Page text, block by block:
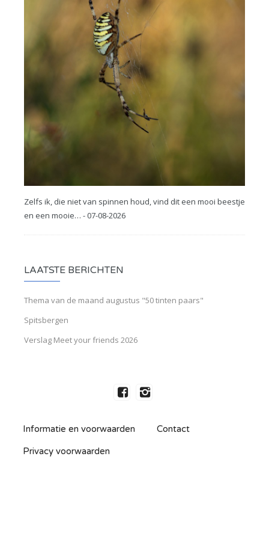
Zelfs ik, die niet van spinnen houd, vind dit een mooi beestje
en een mooie… - 07-08-2026
LAATSTE BERICHTEN
Thema van de maand augustus "50 tinten paars"
Spitsbergen
Verslag Meet your friends 2026
Informatie en voorwaarden Contact
Privacy voorwaarden